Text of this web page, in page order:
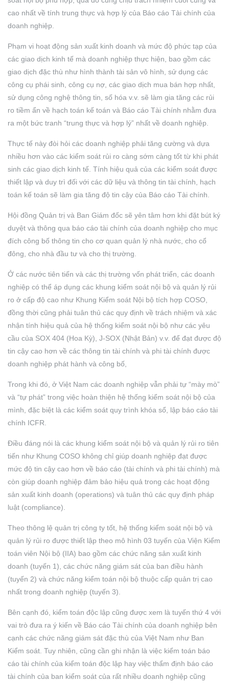
cao nhất về tính trung thực và hợp lý của Báo cáo Tài chính của
doanh nghiệp.
Phạm vi hoạt động sản xuất kinh doanh và mức độ phức tạp của
các giao dịch kinh tế mà doanh nghiệp thực hiện, bao gồm các
giao dịch đặc thù như hình thành tài sản vô hình, sử dụng các
công cụ phái sinh, công cụ nợ, các giao dịch mua bán hợp nhất,
sử dụng công nghệ thông tin, số hóa v.v. sẽ làm gia tăng các rủi
ro tiềm ẩn về hạch toán kế toán và Báo cáo Tài chính nhằm đưa
ra một bức tranh “trung thực và hợp lý” nhất về doanh nghiệp.
Thực tế này đòi hỏi các doanh nghiệp phải tăng cường và dựa
nhiều hơn vào các kiểm soát rủi ro càng sớm càng tốt từ khi phát
sinh các giao dịch kinh tế. Tính hiệu quả của các kiểm soát được
thiết lập và duy trì đối với các dữ liệu và thông tin tài chính, hạch
toán kế toán sẽ làm gia tăng độ tin cậy của Báo cáo Tài chính.
Hội đồng Quản trị và Ban Giám đốc sẽ yên tâm hơn khi đặt bút ký
duyệt và thông qua báo cáo tài chính của doanh nghiệp cho mục
đích công bố thông tin cho cơ quan quản lý nhà nước, cho cổ
đông, cho nhà đầu tư và cho thị trường.
Ở các nước tiên tiến và các thị trường vốn phát triển, các doanh
nghiệp có thể áp dụng các khung kiểm soát nội bộ và quản lý rủi
ro ở cấp độ cao như Khung Kiểm soát Nội bộ tích hợp COSO,
đồng thời cũng phải tuân thủ các quy định về trách nhiệm và xác
nhận tính hiệu quả của hệ thống kiểm soát nội bộ như các yêu
cầu của SOX 404 (Hoa Kỳ), J-SOX (Nhật Bản) v.v. để đạt được độ
tin cậy cao hơn về các thông tin tài chính và phi tài chính được
doanh nghiệp phát hành và công bố,
Trong khi đó, ở Việt Nam các doanh nghiệp vẫn phải tự “mày mò”
và “tự phát” trong việc hoàn thiện hệ thống kiểm soát nội bộ của
mình, đặc biệt là các kiểm soát quy trình khóa sổ, lập báo cáo tài
chính ICFR.
Điều đáng nói là các khung kiểm soát nội bộ và quản lý rủi ro tiên
tiến như Khung COSO không chỉ giúp doanh nghiệp đạt được
mức độ tin cậy cao hơn về báo cáo (tài chính và phi tài chính) mà
còn giúp doanh nghiệp đảm bảo hiệu quả trong các hoạt động
sản xuất kinh doanh (operations) và tuân thủ các quy định pháp
luật (compliance).
Theo thông lệ quản trị công ty tốt, hệ thống kiểm soát nội bộ và
quản lý rủi ro được thiết lập theo mô hình 03 tuyến của Viện Kiểm
toán viên Nội bộ (IIA) bao gồm các chức năng sản xuất kinh
doanh (tuyến 1), các chức năng giám sát của ban điều hành
(tuyến 2) và chức năng kiểm toán nội bộ thuộc cấp quản trị cao
nhất trong doanh nghiệp (tuyến 3).
Bên cạnh đó, kiểm toán độc lập cũng được xem là tuyến thứ 4 với
vai trò đưa ra ý kiến về Báo cáo Tài chính của doanh nghiệp bên
cạnh các chức năng giám sát đặc thù của Việt Nam như Ban
Kiểm soát. Tuy nhiên, cũng cần ghi nhận là việc kiểm toán báo
cáo tài chính của kiểm toán độc lập hay việc thẩm định báo cáo
tài chính của ban kiểm soát của rất nhiều doanh nghiệp cũng